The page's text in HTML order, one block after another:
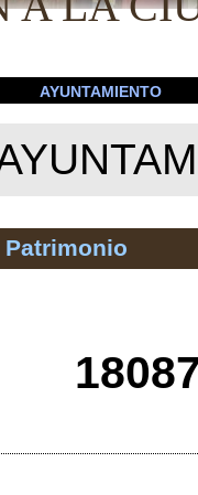
AYUNTAMIENTO
Patrimonio